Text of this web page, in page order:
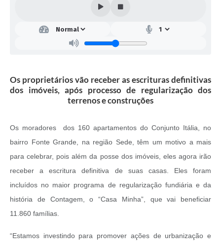
Os proprietários vão receber as escrituras definitivas
dos imóveis, após processo de regularização dos
terrenos e construções
Os moradores dos 160 apartamentos do Conjunto Itália, no
bairro Fonte Grande, na região Sede, têm um motivo a mais
para celebrar, pois além da posse dos imóveis, eles agora irão
receber a escritura definitiva de suas casas. Eles foram
incluídos no maior programa de regularização fundiária e da
história de Contagem, o “Casa Minha”, que vai beneficiar
11.860 famílias.
“Estamos investindo para promover ações de urbanização e